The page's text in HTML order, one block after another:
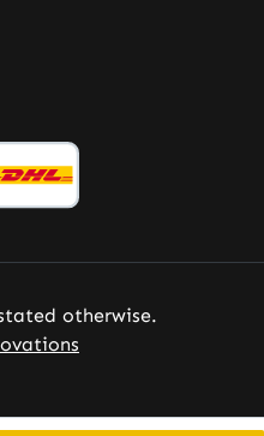
een bestelling plaatst.
otherwise.